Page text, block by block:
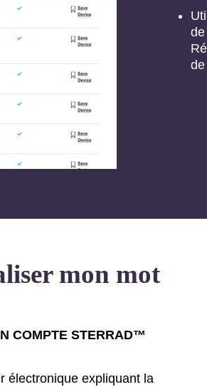
mon mot
COMPTE STERRAD™
électronique expliquant la